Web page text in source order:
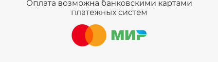
Оплата возможна банковскими картами
платежных систем